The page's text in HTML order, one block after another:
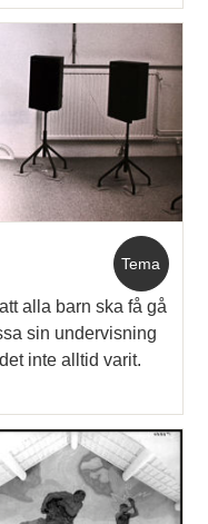
Tema
alla barn ska få gå
sin undervisning
inte alltid varit.